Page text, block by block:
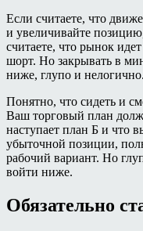
Если считаете, что
и увеличивайте
считаете, что рынок
шорт. Но закрывать в
ниже, глупо и нелогично.
Понятно, что сидеть и
Ваш торговый план
наступает план Б и что
убыточной позиции,
рабочий вариант. Но
войти ниже.
Обязательно